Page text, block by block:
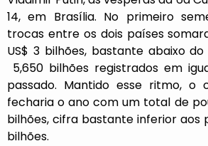
14, em Brasília. No primeiro
trocas entre os dois países
US$ 3 bilhões, bastante abaixo
5,650 bilhões registrados em
passado. Mantido esse ritmo, o
fecharia o ano com um total de
bilhões, cifra bastante inferior aos
bilhões.